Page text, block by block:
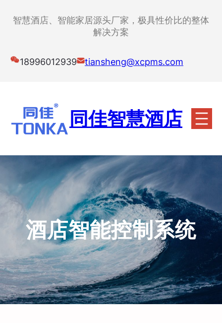
智慧酒店、智能家居源头厂家，极具性价比的整体
解决方案
18996012939 tiansheng@xcpms.com
同佳智慧酒店
酒店智能控制系统